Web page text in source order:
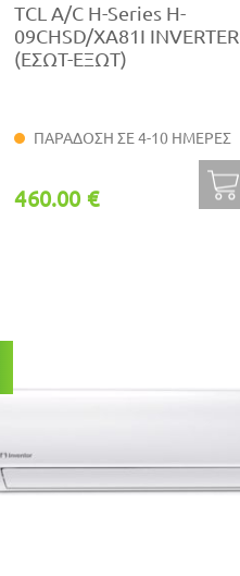
TCL A/C H-Series H-
09CHSD/XA81I INVERTER
(ΕΣΩΤ-ΕΞΩΤ)
ΠΑΡΑΔΟΣΗ ΣΕ 4-10 ΗΜΕΡΕΣ
460.00 €